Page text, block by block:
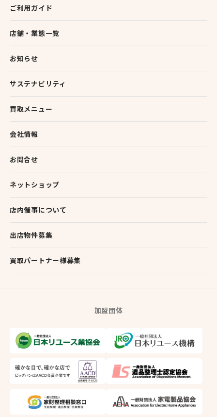
ご利用ガイド
店舗・業態一覧
お知らせ
サステナビリティ
買取メニュー
会社情報
お問合せ
ネットショップ
店内催事について
出店物件募集
買取パートナー様募集
加盟団体